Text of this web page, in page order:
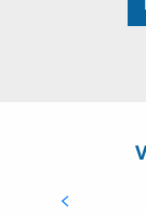
véritable